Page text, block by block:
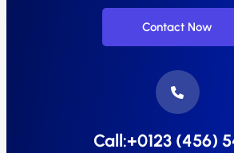
Contact Now
Call:+0123 (456)